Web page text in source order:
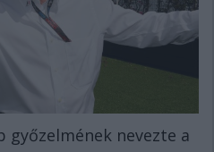
győzelmének nevezte a